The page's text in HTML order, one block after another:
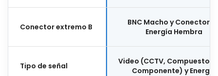
Conector extremo B
BNC Macho y Conector
Energía Hembra
Tipo de señal
Video (CCTV, Compuesto,
Componente) y Energía